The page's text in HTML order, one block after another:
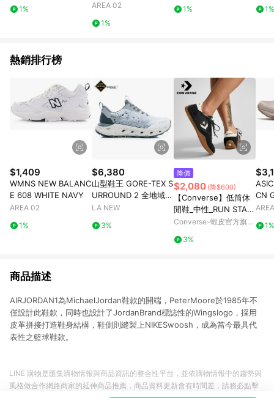
1%
AREA 02
1%
1%
1%
熱銷排行榜
$1,409
WMNS NEW BALANC
E 608 WHITE NAVY
AREA 02
1%
$6,380
山型鞋王 GORE-TEX S
URROUND 2 全地域機
能郊山鞋(男23061454
LA NEW
3%
降價
$2,080 (降$600)
【Converse】低筒休
閒鞋_中性_RUN STAR
TRAINER_A08263C
官方旗艦店
Converse-蝦皮官方旗艦
3%
CN
1%
商品描述
AIRJORDAN1為MichaelJordan鞋款的開端，PeterMoore於1985年不
僅設計此鞋款，同時也設計了JordanBrand標誌性的Wingslogo，採用
皮革拼接打造鞋身結構，鞋側則縫製上NIKESwoosh，成為當今最具代
表性之籃球鞋款。
LINE 購物是匯集購物情報與商品資訊的整合性平台，並依購物情報中的趨勢與
風格做合作網路商家的延伸商品推薦，商品資料更新會有時間差，請務必點擊